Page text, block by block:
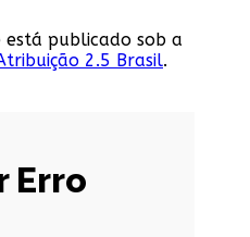
publicado sob a
2.5 Brasil.
Erro